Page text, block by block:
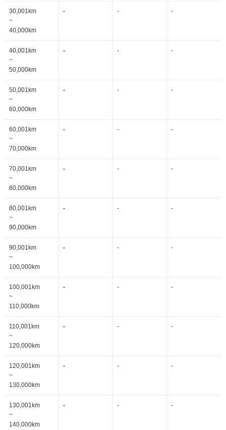
30,001km
~
40,000km
- - -
40,001km
~
50,000km
- - -
50,001km
~
60,000km
- - -
60,001km
~
70,000km
- - -
70,001km
~
80,000km
- - -
80,001km
~
90,000km
- - -
90,001km
~
100,000km
- - -
100,001km
~
110,000km
- - -
110,001km
~
120,000km
- - -
120,001km
~
130,000km
- - -
130,001km
~
140,000km
- - -